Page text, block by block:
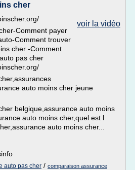
cher
voir la vidéo
Comment payer
Comment trouver
cher -Comment
pas cher
auto moins cher jeune
belgique,assurance auto moins
auto moins cher,quel est l
auto moins cher...
auto pas cher / comparaison assurance